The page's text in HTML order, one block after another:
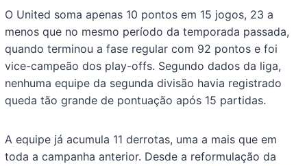
O United soma apenas 10 pontos em 15 jogos, 23 a
menos que no mesmo período da temporada passada,
quando terminou a fase regular com 92 pontos e foi
vice-campeão dos play-offs. Segundo dados da liga,
nenhuma equipe da segunda divisão havia registrado
queda tão grande de pontuação após 15 partidas.
A equipe já acumula 11 derrotas, uma a mais que em
toda a campanha anterior. Desde a reformulação da